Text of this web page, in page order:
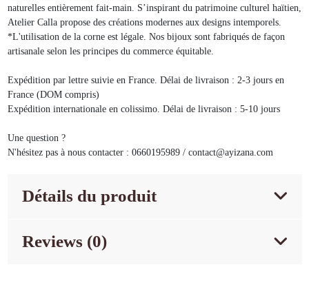
naturelles entièrement fait-main. S’inspirant du patrimoine culturel haïtien,
Atelier Calla propose des créations modernes aux designs intemporels.
*L'utilisation de la corne est légale. Nos bijoux sont fabriqués de façon
artisanale selon les principes du commerce équitable.
Expédition par lettre suivie en France. Délai de livraison : 2-3 jours en
France (DOM compris)
Expédition internationale en colissimo. Délai de livraison : 5-10 jours
Une question ?
N'hésitez pas à nous contacter : 0660195989 / contact@ayizana.com
Détails du produit
Reviews (0)